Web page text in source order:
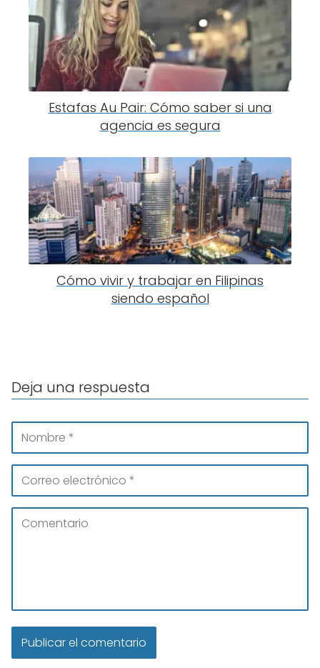
Estafas Au Pair: Cómo saber si una
agencia es segura
Cómo vivir y trabajar en Filipinas
siendo español
Deja una respuesta